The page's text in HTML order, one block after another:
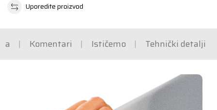
Uporedite proizvod
Komentari Ističemo Tehnički detalji